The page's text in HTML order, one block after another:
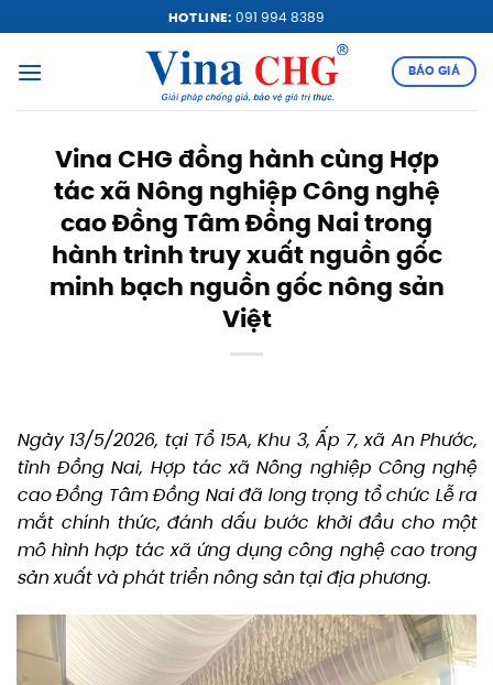
qua
nội
HOTLINE:091 994 8389
BÁO GIÁ
Vina CHG đồng hành cùng Hợp
tác xã Nông nghiệp Công nghệ
cao Đồng Tâm Đồng Nai trong
hành trình truy xuất nguồn gốc
minh bạch nguồn gốc nông sản
Việt
Ngày 13/5/2026, tại Tổ 15A, Khu 3, Ấp 7, xã An Phước,
tỉnh Đồng Nai, Hợp tác xã Nông nghiệp Công nghệ
cao Đồng Tâm Đồng Nai đã long trọng tổ chức Lễ ra
mắt chính thức, đánh dấu bước khởi đầu cho một
mô hình hợp tác xã ứng dụng công nghệ cao trong
sản xuất và phát triển nông sản tại địa phương.